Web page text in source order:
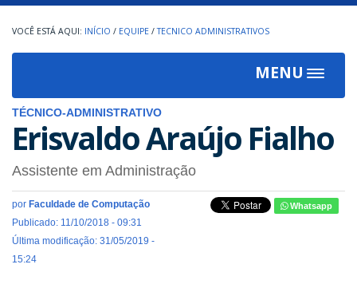
INÍCIO / EQUIPE / TECNICO ADMINISTRATIVOS
MENU
Toggle
TÉCNICO-ADMINISTRATIVO
Erisvaldo Araújo Fialho
Assistente em Administração
por Faculdade de Computação
Publicado: 11/10/2018 - 09:31
Última modificação: 31/05/2019 -
15:24
Whatsapp